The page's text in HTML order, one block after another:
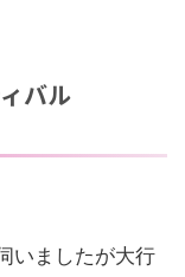
バル
いましたが大行